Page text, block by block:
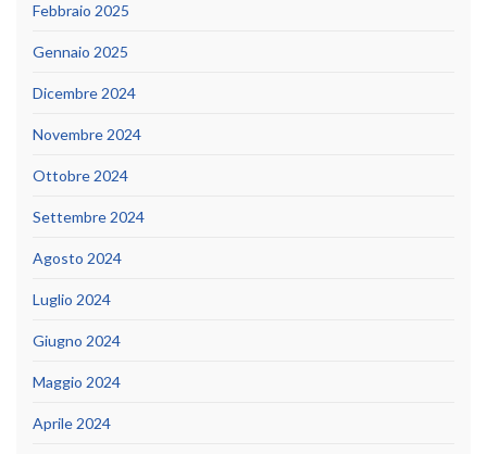
Febbraio 2025
Gennaio 2025
Dicembre 2024
Novembre 2024
Ottobre 2024
Settembre 2024
Agosto 2024
Luglio 2024
Giugno 2024
Maggio 2024
Aprile 2024